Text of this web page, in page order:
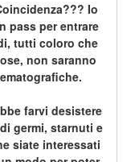
Io
pass per entrare
tutti coloro che
non saranno
farvi desistere
germi, starnuti e
siate interessati